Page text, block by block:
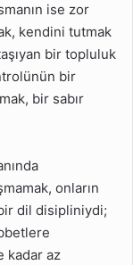
ise zor
kendini tutmak
bir topluluk
bir
bir sabır
onların
dil disipliniydi;
kadar az